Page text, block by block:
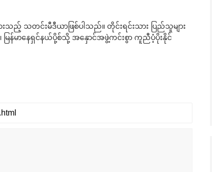
ည့် သတင်းမီဒီယာဖြစ်ပါသည်။ တိုင်းရင်းသား ပြည်သူများ
ြန်မာနေရှင်နယ်ပို့စ်သို့ အနှောင်အဖွဲ့ကင်းစွာ ကူညီပံ့ပိုးနိုင်